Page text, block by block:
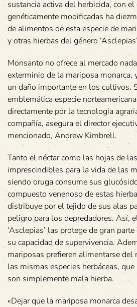
sustancia activa del herbicida, con
genéticamente modificadas ha
de alimentos de esta especie de
y otras hierbas del género
Monsanto no ofrece al mercado
exterminio de la mariposa monarca,
un daño importante en los cultivos.
emblemática especie
directamente por la tecnología
compañía, asegura el director
mencionado, Andrew Kimbrell.
Tanto el néctar como las hojas de
imprescindibles para la vida de las
siendo oruga consume sus
compuesto venenoso de estas
distribuye por el tejido de sus alas
peligro para los depredadores. Así,
‘Asclepias’ las protege de gran
su capacidad de supervivencia.
mariposas prefieren alimentarse del
las mismas especies herbáceas,
son simplemente mala hierba.
«Dejar que la mariposa monarca